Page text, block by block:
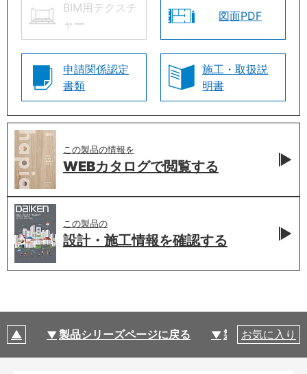
BIM用テクスチ
ャー
図面PDF
申請関係認定
書類
施工・取扱説
明書
この製品の情報を
WEBカタログで閲覧する
この製品の
設計・施工情報を確認する
製品シリーズページに戻る 製品仕様
お気に入り